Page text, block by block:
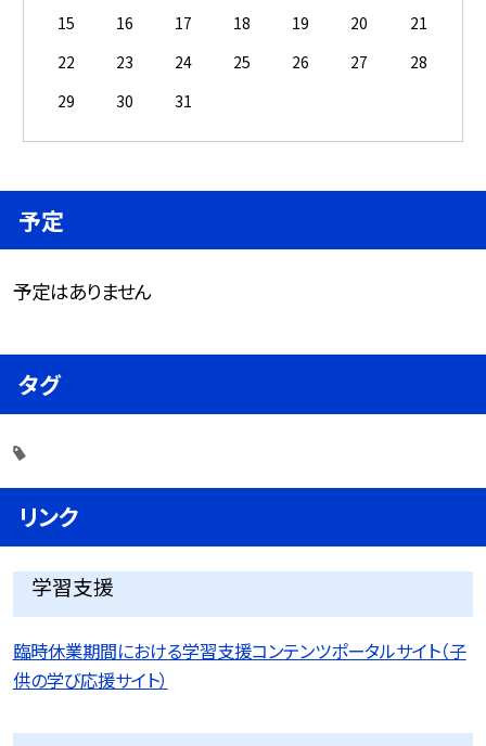
15
16 17 18 19 20
21
22
23 24 25 26 27
28
29
30 31
予定
予定はありません
タグ
リンク
学習支援
臨時休業期間における学習支援コンテンツポータルサイト（子
供の学び応援サイト）